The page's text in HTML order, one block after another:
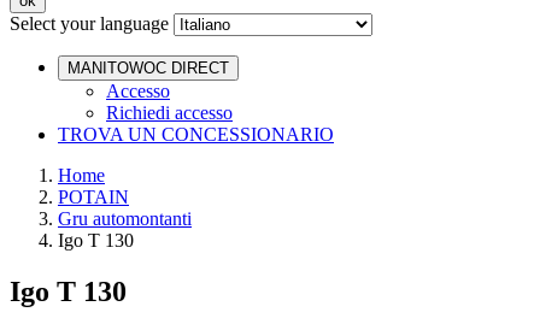
Select your language
MANITOWOC DIRECT
Accesso
Richiedi accesso
TROVA UN CONCESSIONARIO
Home
POTAIN
Gru automontanti
Igo T 130
Igo T 130